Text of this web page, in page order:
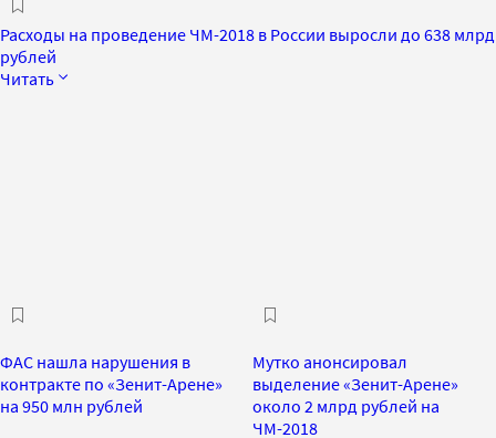
Расходы на проведение ЧМ-2018 в России выросли до 638 млрд
рублей
Читать
ФАС нашла нарушения в
контракте по «Зенит-Арене»
на 950 млн рублей
Мутко анонсировал
выделение «Зенит-Арене»
около 2 млрд рублей на
ЧМ-2018